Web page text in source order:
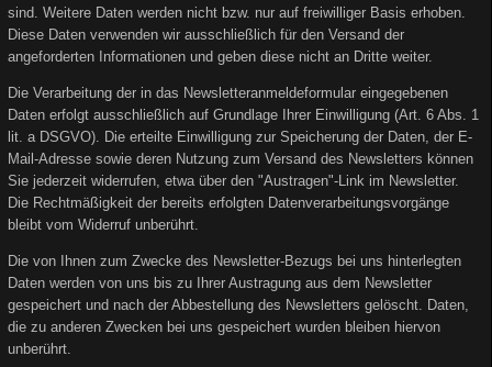
sind. Weitere Daten werden nicht bzw. nur auf freiwilliger Basis erhoben.
Diese Daten verwenden wir ausschließlich für den Versand der
angeforderten Informationen und geben diese nicht an Dritte weiter.
Die Verarbeitung der in das Newsletteranmeldeformular eingegebenen
Daten erfolgt ausschließlich auf Grundlage Ihrer Einwilligung (Art. 6 Abs. 1
lit. a DSGVO). Die erteilte Einwilligung zur Speicherung der Daten, der E-
Mail-Adresse sowie deren Nutzung zum Versand des Newsletters können
Sie jederzeit widerrufen, etwa über den "Austragen"-Link im Newsletter.
Die Rechtmäßigkeit der bereits erfolgten Datenverarbeitungsvorgänge
bleibt vom Widerruf unberührt.
Die von Ihnen zum Zwecke des Newsletter-Bezugs bei uns hinterlegten
Daten werden von uns bis zu Ihrer Austragung aus dem Newsletter
gespeichert und nach der Abbestellung des Newsletters gelöscht. Daten,
die zu anderen Zwecken bei uns gespeichert wurden bleiben hiervon
unberührt.